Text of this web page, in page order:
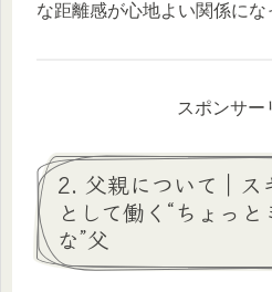
な距離感が心地よい関係にな
スポンサー
2. 父親について｜ス
として働く“ちょっ
な”父